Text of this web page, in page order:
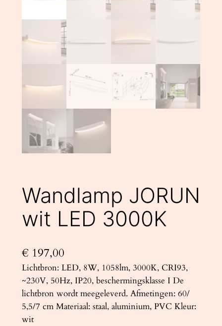
Wandlamp JORUN
wit LED 3000K
€ 197,00
Lichtbron: LED, 8W, 1058lm, 3000K, CRI93,
~230V, 50Hz, IP20, beschermingsklasse I De
lichtbron wordt meegeleverd. Afmetingen: 60/
5,5/7 cm Materiaal: staal, aluminium, PVC Kleur:
wit